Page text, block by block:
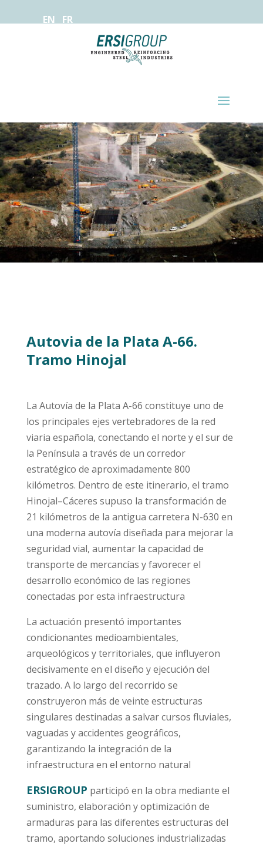
EN FR
Autovia de la Plata A-66.
Tramo Hinojal
La Autovía de la Plata A-66 constituye uno de
los principales ejes vertebradores de la red
viaria española, conectando el norte y el sur de
la Península a través de un corredor
estratégico de aproximadamente 800
kilómetros. Dentro de este itinerario, el tramo
Hinojal–Cáceres supuso la transformación de
21 kilómetros de la antigua carretera N-630 en
una moderna autovía diseñada para mejorar la
seguridad vial, aumentar la capacidad de
transporte de mercancías y favorecer el
desarrollo económico de las regiones
conectadas por esta infraestructura
La actuación presentó importantes
condicionantes medioambientales,
arqueológicos y territoriales, que influyeron
decisivamente en el diseño y ejecución del
trazado. A lo largo del recorrido se
construyeron más de veinte estructuras
singulares destinadas a salvar cursos fluviales,
vaguadas y accidentes geográficos,
garantizando la integración de la
infraestructura en el entorno natural
ERSIGROUP participó en la obra mediante el
suministro, elaboración y optimización de
armaduras para las diferentes estructuras del
tramo, aportando soluciones industrializadas